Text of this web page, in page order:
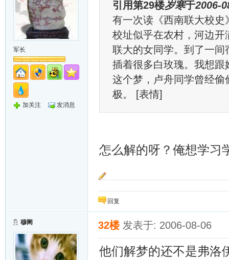
军长
加关注 发消息
引用第29楼岁寒于2006-
有一次读《西南联大校
校址似乎在农村，河边
联大的女同学。到了一
插着很多白玫瑰。我想
这个梦，卢舟同学曾经
极。 [表情]
怎么解的呀？俺想学习
~~追~~
回复
穆阑 32楼 发表于: 2006-08-06
他们解梦的还不是弗洛